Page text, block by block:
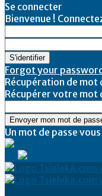
Se connecter
Bienvenue !
Forgot your
Récupération de mot
Récupérer votre mot
Un mot de passe